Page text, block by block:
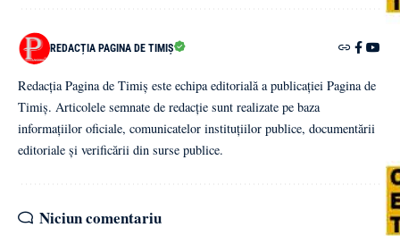
REDACȚIA PAGINA DE TIMIȘ
Redacția Pagina de Timiș este echipa editorială a publicației Pagina de
Timiș. Articolele semnate de redacție sunt realizate pe baza
informațiilor oficiale, comunicatelor instituțiilor publice, documentării
editoriale și verificării din surse publice.
Niciun comentariu